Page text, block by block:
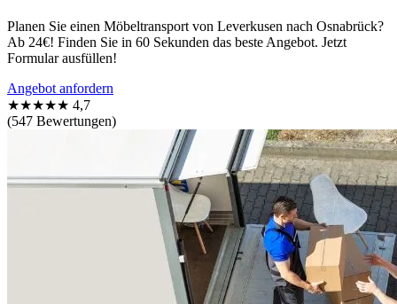
Planen Sie einen Möbeltransport von Leverkusen nach Osnabrück?
Ab 24€! Finden Sie in 60 Sekunden das beste Angebot. Jetzt
Formular ausfüllen!
Angebot anfordern
★★★★★ 4,7
(547 Bewertungen)